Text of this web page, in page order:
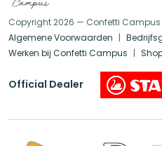
Copyright 2026 — Confetti Campus
Algemene Voorwaarden
Werken bij Confetti Campus
Official Dealer